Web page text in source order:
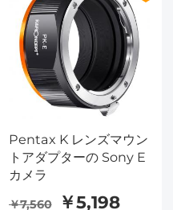
Pentax K レンズマウン
トアダプターの Sony E
カメラ
￥7,560 ￥5,198